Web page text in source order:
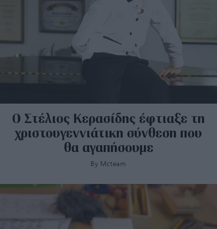
Ο Στέλιος Κερασίδης έφτιαξε τη
χριστουγεννιάτικη σύνθεση που
θα αγαπήσουμε
By Mcteam